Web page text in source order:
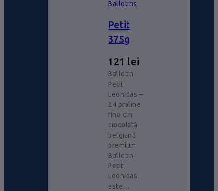
Ballotins
Petit
375g
121 lei
Ballotin
Petit
Leonidas –
24 praline
fine din
ciocolată
belgiană
premium
Ballotin
Petit
Leonidas
este…